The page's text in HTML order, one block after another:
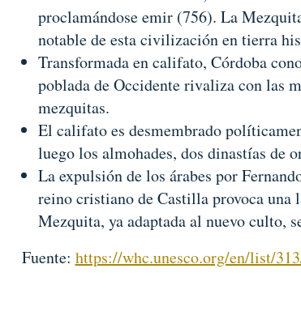
proclamándose emir (756). La
notable de esta civilización en tierra
Transformada en califato, Córdoba
poblada de Occidente rivaliza con las
mezquitas.
El califato es desmembrado
luego los almohades, dos dinastías de
La expulsión de los árabes por
reino cristiano de Castilla provoca
Mezquita, ya adaptada al nuevo culto,
Fuente: https://whc.unesco.org/en/list/